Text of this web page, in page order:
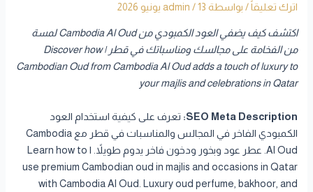
اترك تعليقاً / بواسطة admin /13 يونيو 2026
اكتشف كيف يضفي العود الكمبودي من Cambodia Al Oud لمسة
من الفخامة على مجالسك ومناسباتك في قطر | Discover how
Cambodian Oud from Cambodia Al Oud adds a touch of luxury to
your majlis and celebrations in Qatar
SEO Meta Description: تعرف على كيفية استخدام العود
الكمبودي الفاخر في المجالس والمناسبات في قطر مع Cambodia
Al Oud. عطر عود وبخور ودخون فاخر يدوم طويلاً. | Learn how to
use premium Cambodian oud in majlis and occasions in Qatar
with Cambodia Al Oud. Luxury oud perfume, bakhoor, and